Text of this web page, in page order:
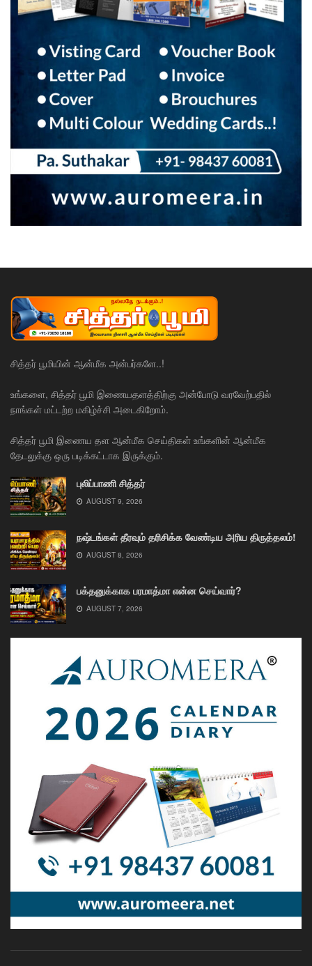
சித்தர் பூமியின் ஆன்மீக அன்பர்களே..!
உங்களை, சித்தர் பூமி இணையதளத்திற்கு அன்போடு வரவேற்பதில்
நாங்கள் மட்டற்ற மகிழ்ச்சி அடைகிறோம்.
சித்தர் பூமி இணைய தள ஆன்மீக செய்திகள் உங்களின் ஆன்மீக
தேடலுக்கு ஒரு படிக்கட்டாக இருக்கும்.
புலிப்பாணி சித்தர்
AUGUST 9, 2026
நஷ்டங்கள் தீரவும் தரிசிக்க வேண்டிய அரிய திருத்தலம்!
AUGUST 8, 2026
பக்தனுக்காக பரமாத்மா என்ன செய்வார்?
AUGUST 7, 2026